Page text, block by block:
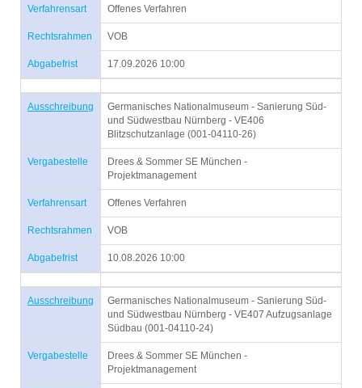
Verfahrensart Offenes Verfahren
Rechtsrahmen VOB
Abgabefrist 17.09.2026 10:00
Ausschreibung
Germanisches Nationalmuseum - Sanierung Süd-
und Südwestbau Nürnberg - VE406
Blitzschutzanlage (001-04110-26)
Vergabestelle
Drees & Sommer SE München -
Projektmanagement
Verfahrensart Offenes Verfahren
Rechtsrahmen VOB
Abgabefrist 10.08.2026 10:00
Ausschreibung
Germanisches Nationalmuseum - Sanierung Süd-
und Südwestbau Nürnberg - VE407 Aufzugsanlage
Südbau (001-04110-24)
Vergabestelle
Drees & Sommer SE München -
Projektmanagement